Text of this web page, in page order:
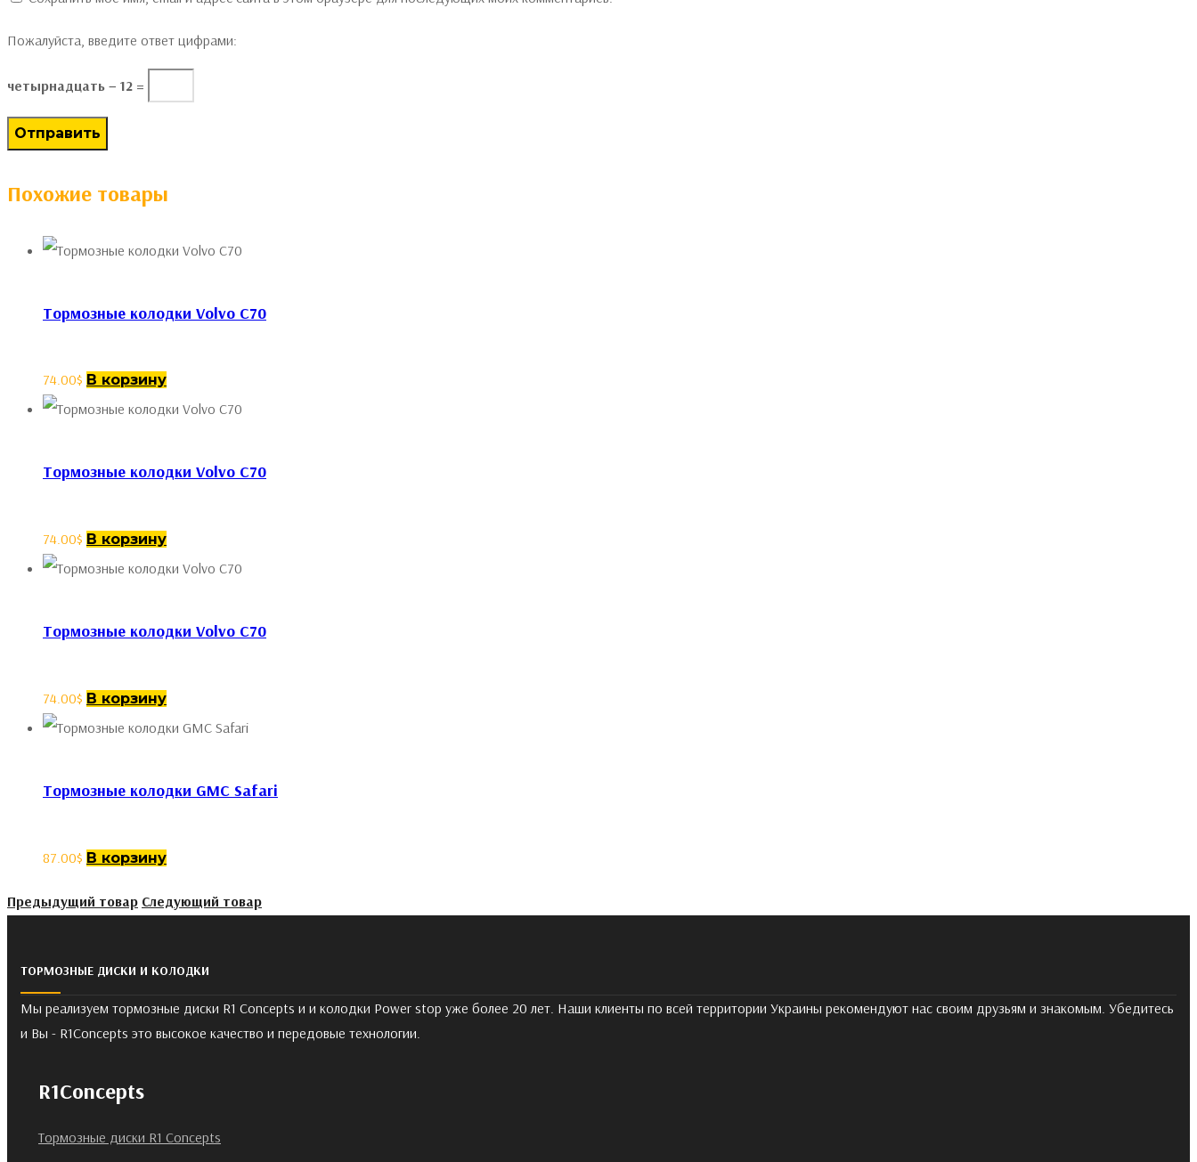
Пожалуйста, введите ответ цифрами:
четырнадцать − 12 =
Похожие товары
Тормозные колодки Volvo C70
74.00$ В корзину
Тормозные колодки Volvo C70
74.00$ В корзину
Тормозные колодки Volvo C70
74.00$ В корзину
Тормозные колодки GMC Safari
87.00$ В корзину
Предыдущий товар Следующий товар
ТОРМОЗНЫЕ ДИСКИ И КОЛОДКИ
Мы реализуем тормозные диски R1 Concepts и и колодки Power stop уже более 20 лет. Наши клиенты по всей территории Украины рекомендуют нас своим друзьям и знакомым. Убедитесь
и Вы - R1Concepts это высокое качество и передовые технологии.
R1Concepts
Тормозные диски R1 Concepts